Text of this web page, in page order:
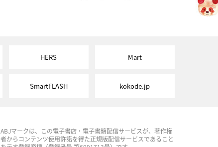
HERS Mart
SmartFLASH kokode.jp
ABJマークは、この電子書店・電子書籍配信サービスが、著作権
者からコンテンツ使用許諾を得た正規版配信サービスであること